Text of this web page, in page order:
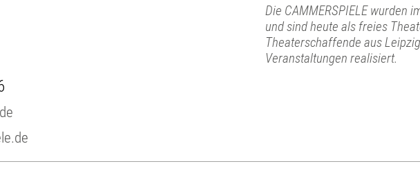
Die CAMMERSPIELE wurden
und sind heute als freies
Theaterschaffende aus
Veranstaltungen realisiert.